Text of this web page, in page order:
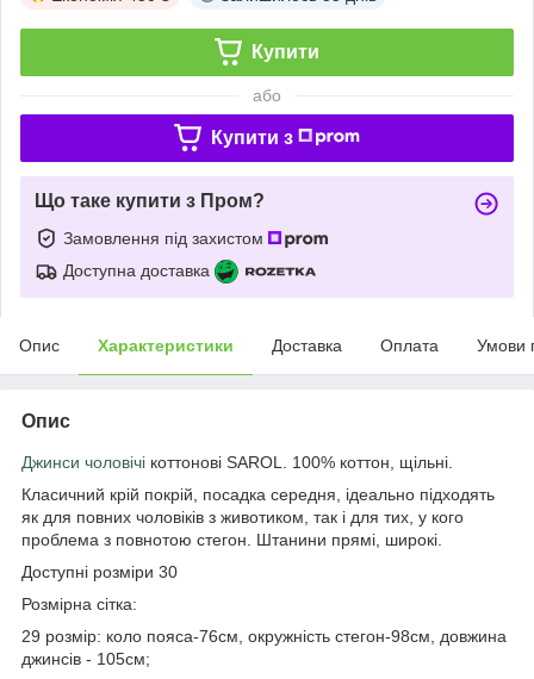
Купити
або
Купити з
Що таке купити з Пром?
Замовлення під захистом
Доступна доставка
Опис Характеристики Доставка Оплата Умови
Опис
Джинси чоловічі коттонові SAROL. 100% коттон, щільні.
Класичний крій покрій, посадка середня, ідеально підходять
як для повних чоловіків з животиком, так і для тих, у кого
проблема з повнотою стегон. Штанини прямі, широкі.
Доступні розміри 30
Розмірна сітка:
29 розмір: коло пояса-76см, окружність стегон-98см, довжина
джинсів - 105см;